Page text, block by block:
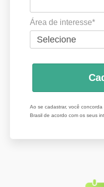
Área de interesse*
Ao se cadastrar, você
Brasil de acordo com os seus